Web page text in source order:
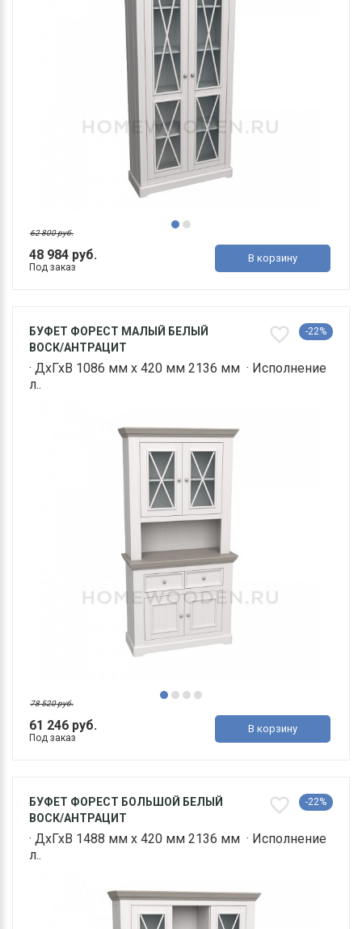
48 984 руб.
62 800 руб.
Под заказ
В корзину
БУФЕТ ФОРЕСТ МАЛЫЙ БЕЛЫЙ
ВОСК/АНТРАЦИТ
-22%
· ДхГхВ 1086 мм х 420 мм 2136 мм · Исполнение
л..
61 246 руб.
78 520 руб.
Под заказ
В корзину
БУФЕТ ФОРЕСТ БОЛЬШОЙ БЕЛЫЙ
ВОСК/АНТРАЦИТ
-22%
· ДхГхВ 1488 мм х 420 мм 2136 мм · Исполнение
л..